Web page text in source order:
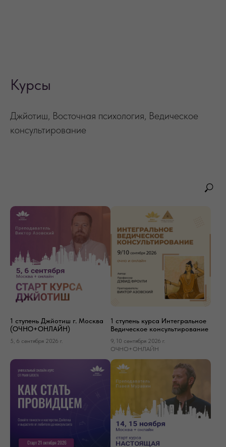
Курсы
Джйотиш, Восточная психология, Ведическое
консультирование
1 ступень Джйотиш г. Москва
(ОЧНО+ОНЛАЙН)
5, 6 сентября 2026 г.
1 ступень курса Интегральное
Ведическое консультирование
9, 10 сентября 2026 г.
ОЧНО+ОНЛАЙН